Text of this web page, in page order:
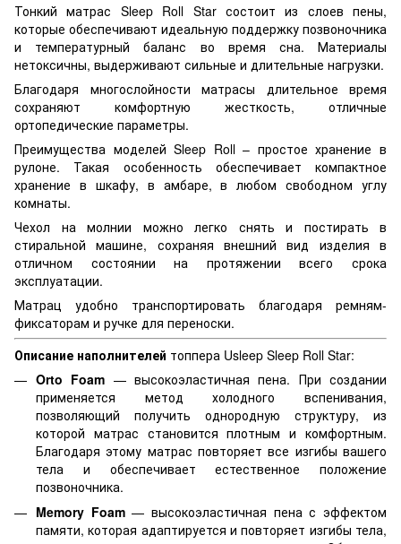
Тонкий матрас Sleep Roll Star состоит из слоев пены,
которые обеспечивают идеальную поддержку позвоночника
и температурный баланс во время сна. Материалы
нетоксичны, выдерживают сильные и длительные нагрузки.
Благодаря многослойности матрасы длительное время
сохраняют комфортную жесткость, отличные
ортопедические параметры.
Преимущества моделей Sleep Roll – простое хранение в
рулоне. Такая особенность обеспечивает компактное
хранение в шкафу, в амбаре, в любом свободном углу
комнаты.
Чехол на молнии можно легко снять и постирать в
стиральной машине, сохраняя внешний вид изделия в
отличном состоянии на протяжении всего срока
эксплуатации.
Матрац удобно транспортировать благодаря ремням-
фиксаторам и ручке для переноски.
Описание наполнителей топпера Usleep Sleep Roll Star:
Orto Foam — высокоэластичная пена. При создании
применяется метод холодного вспенивания,
позволяющий получить однородную структуру, из
которой матрас становится плотным и комфортным.
Благодаря этому матрас повторяет все изгибы вашего
тела и обеспечивает естественное положение
позвоночника.
Memory Foam— высокоэластичная пена с эффектом
памяти, которая адаптируется и повторяет изгибы тела,